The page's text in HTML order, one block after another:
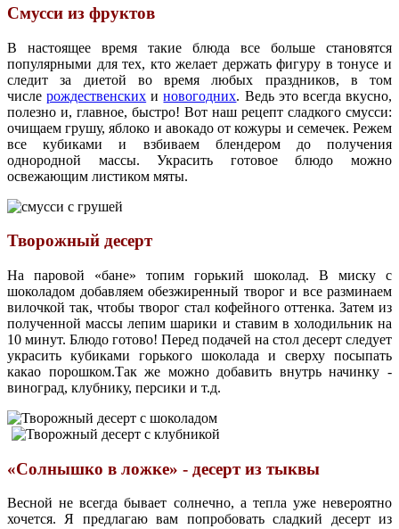
Смусси из фруктов
В настоящее время такие блюда все больше становятся
популярными для тех, кто желает держать фигуру в тонусе и
следит за диетой во время любых праздников, в том
числерождественских иновогодних. Ведь это всегда вкусно,
полезно и, главное, быстро! Вот наш рецепт сладкого смусси:
очищаем грушу, яблоко и авокадо от кожуры и семечек. Режем
все кубиками и взбиваем блендером до получения
однородной массы. Украсить готовое блюдо можно
освежающим листиком мяты.
Творожный десерт
На паровой «бане» топим горький шоколад. В миску с
шоколадом добавляем обезжиренный творог и все разминаем
вилочкой так, чтобы творог стал кофейного оттенка. Затем из
полученной массы лепим шарики и ставим в холодильник на
10 минут. Блюдо готово! Перед подачей на стол десерт следует
украсить кубиками горького шоколада и сверху посыпать
какао порошком.Так же можно добавить внутрь начинку -
виноград, клубнику, персики и т.д.
«Солнышко в ложке» - десерт из тыквы
Весной не всегда бывает солнечно, а тепла уже невероятно
хочется. Я предлагаю вам попробовать сладкий десерт из